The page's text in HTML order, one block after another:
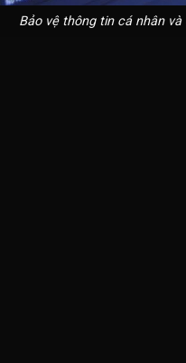
Bảo vệ thông tin cá nhân